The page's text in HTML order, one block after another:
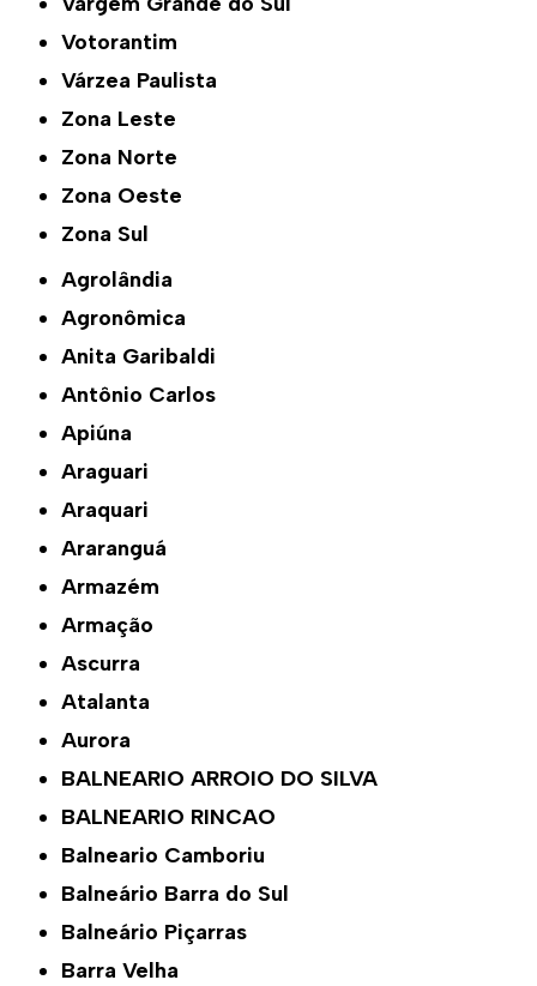
Votorantim
Várzea Paulista
Zona Leste
Zona Norte
Zona Oeste
Zona Sul
Agrolândia
Agronômica
Anita Garibaldi
Antônio Carlos
Apiúna
Araguari
Araquari
Araranguá
Armazém
Armação
Ascurra
Atalanta
Aurora
BALNEARIO ARROIO DO SILVA
BALNEARIO RINCAO
Balneario Camboriu
Balneário Barra do Sul
Balneário Piçarras
Barra Velha